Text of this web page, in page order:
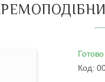
Код: